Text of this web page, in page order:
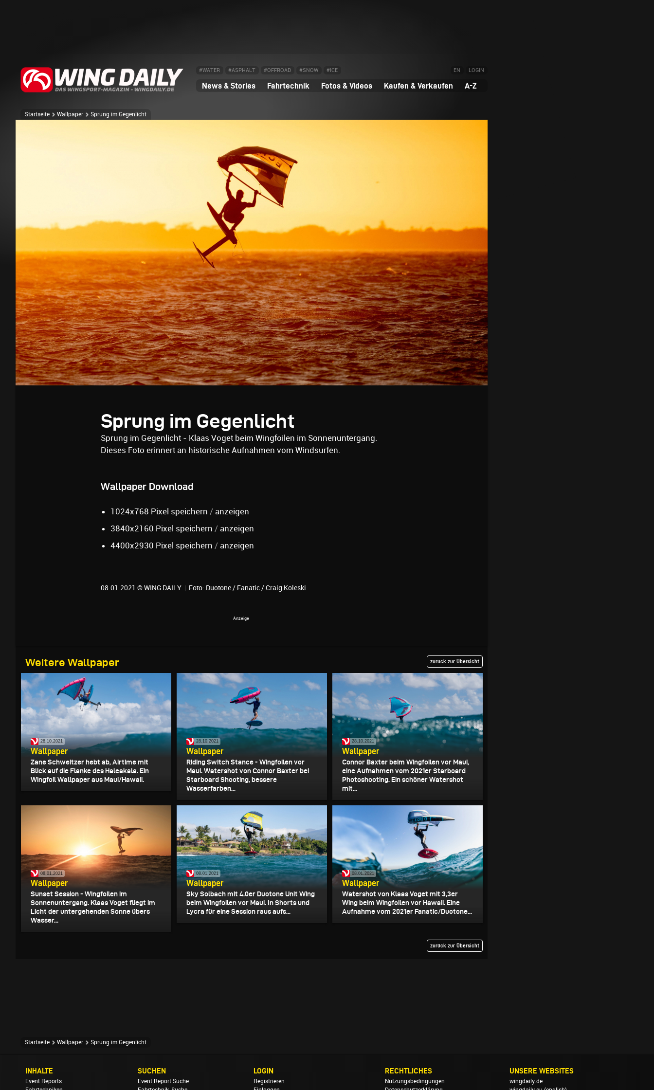
#WATER #ASPHALT #OFFROAD #SNOW #ICE EN LOGIN
News & Stories Fahrtechnik Fotos & Videos Kaufen & Verkaufen A-Z
Startseite Wallpaper Sprung im Gegenlicht
Sprung im Gegenlicht
Sprung im Gegenlicht - Klaas Voget beim Wingfoilen im Sonnenuntergang.
Dieses Foto erinnert an historische Aufnahmen vom Windsurfen.
Wallpaper Download
1024x768 Pixel speichern / anzeigen
3840x2160 Pixel speichern / anzeigen
4400x2930 Pixel speichern / anzeigen
08.01.2021 © WING DAILY | Foto: Duotone / Fanatic / Craig Koleski
Weitere Wallpaper zurück zur Übersicht
28.10.2021
Wallpaper
Zane Schweitzer hebt ab, Airtime mit
Blick auf die Flanke des Haleakala. Ein
Wingfoil Wallpaper aus Maui/Hawaii.
28.10.2021
Wallpaper
Riding Switch Stance - Wingfoilen vor
Maui. Watershot von Connor Baxter bei
Starboard Shooting, bessere
Wasserfarben...
28.10.2021
Wallpaper
Connor Baxter beim Wingfoilen vor Maui,
eine Aufnahmen vom 2021er Starboard
Photoshooting. Ein schöner Watershot
mit...
08.01.2021
Wallpaper
Sunset Session - Wingfoilen im
Sonnenuntergang. Klaas Voget fliegt im
Licht der untergehenden Sonne übers
Wasser...
08.01.2021
Wallpaper
Sky Solbach mit 4.0er Duotone Unit Wing
beim Wingfoilen vor Maui. In Shorts und
Lycra für eine Session raus aufs...
08.01.2021
Wallpaper
Watershot von Klaas Voget mit 3,3er
Wing beim Wingfoilen vor Hawaii. Eine
Aufnahme vom 2021er Fanatic/Duotone...
zurück zur Übersicht
Startseite Wallpaper Sprung im Gegenlicht
INHALTE
Event Reports
SUCHEN
Event Report Suche
LOGIN
Registrieren
RECHTLICHES
Nutzungsbedingungen
UNSERE WEBSITES
wingdaily.de